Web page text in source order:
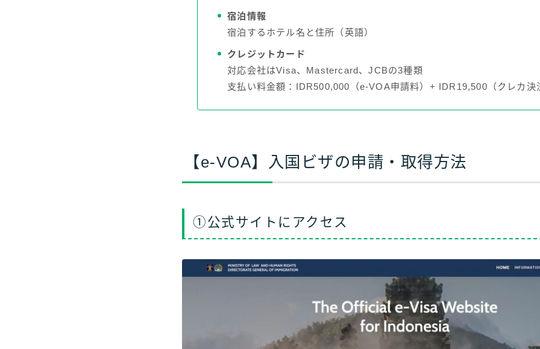
宿泊情報
宿泊するホテル名と住所（英語）
クレジットカード
対応会社はVisa、Mastercard、JCBの3種類
支払い料金額：IDR500,000（e-VOA申請料）+ IDR19,500（クレカ決
【e-VOA】入国ビザの申請・取得方法
①公式サイトにアクセス